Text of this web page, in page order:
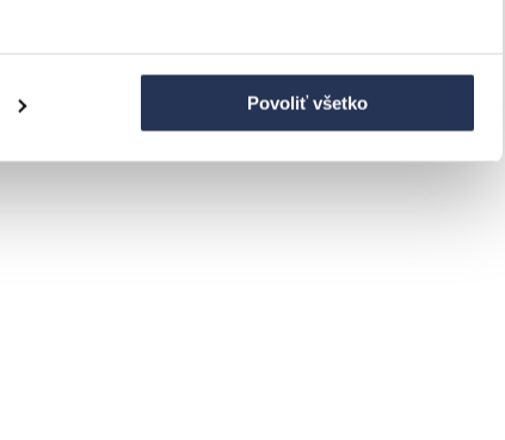
Povoliť všetko